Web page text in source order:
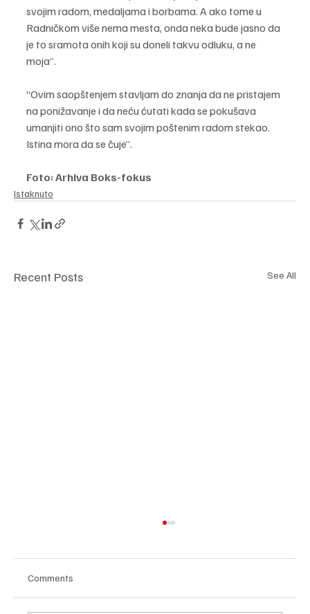
svojim radom, medaljama i borbama. A ako tome u
Radničkom više nema mesta, onda neka bude jasno da
je to sramota onih koji su doneli takvu odluku, a ne
moja”.
“Ovim saopštenjem stavljam do znanja da ne pristajem
na ponižavanje i da neću ćutati kada se pokušava
umanjiti ono što sam svojim poštenim radom stekao.
Istina mora da se čuje”.
Foto: Arhiva Boks-fokus
Istaknuto
Recent Posts See All
Comments